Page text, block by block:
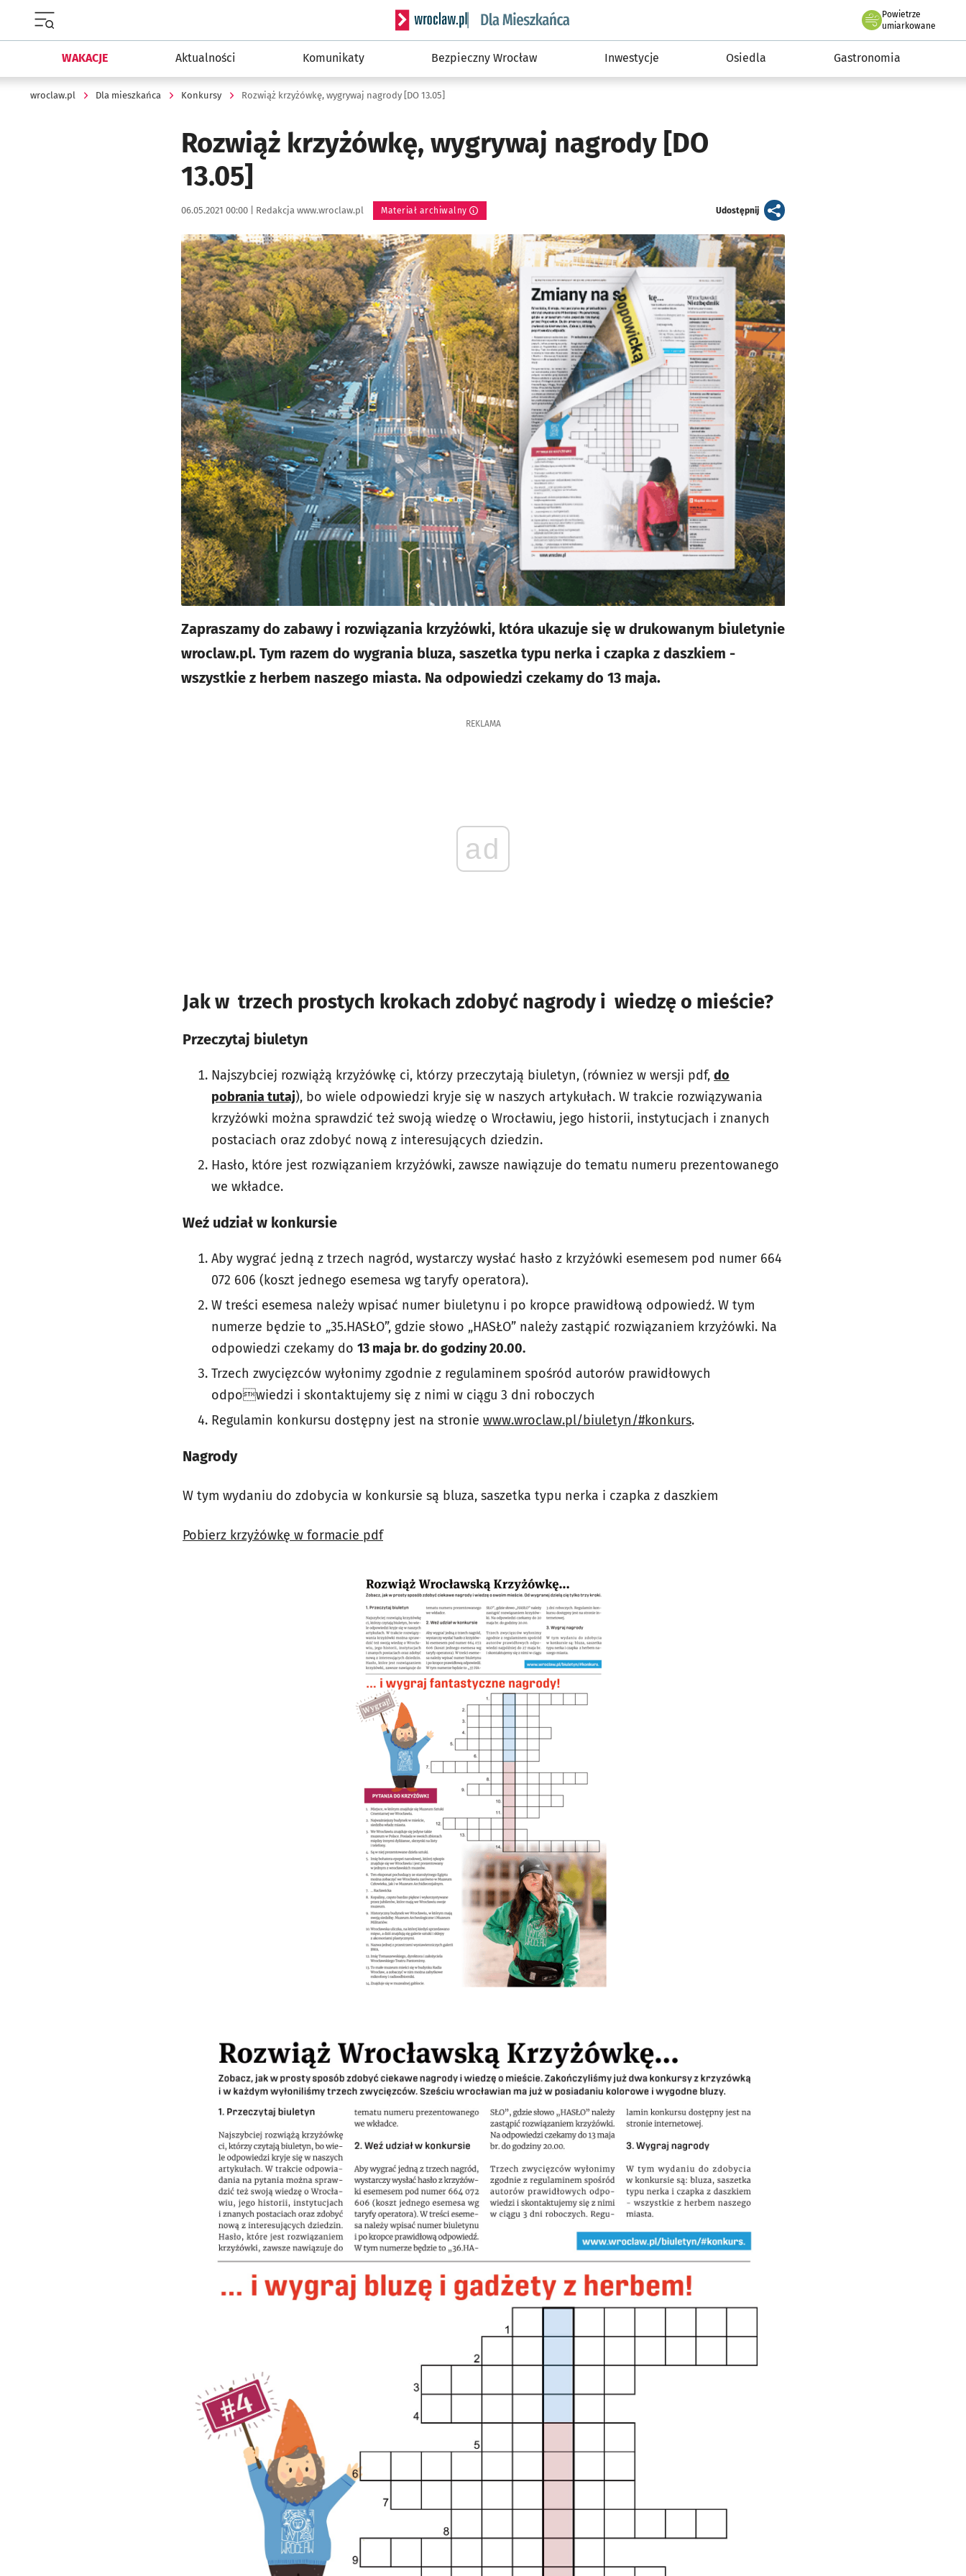
Serwis informacyjny wroclaw.pl podserwis: Dla mieszkańca
Powietrze
we Wrocławiu
umiarkowane
WAKACJE Aktualności Komunikaty Bezpieczny Wrocław Inwestycje Osiedla Gastronomia
wroclaw.pl Dla mieszkańca Konkursy Rozwiąż krzyżówkę, wygrywaj nagrody [DO 13.05]
Rozwiąż krzyżówkę, wygrywaj nagrody [DO
13.05]
Data publikacji:
06.05.2021 00:00 | Autor:
Redakcja www.wroclaw.pl Materiał archiwalny Udostępnijartykuł
Kliknij, aby powiększyć
Zapraszamy do zabawy i rozwiązania krzyżówki, która ukazuje się w drukowanym biuletynie
wroclaw.pl. Tym razem do wygrania bluza, saszetka typu nerka i czapka z daszkiem -
wszystkie z herbem naszego miasta. Na odpowiedzi czekamy do 13 maja.
REKLAMA
ad
Jak w trzech prostych krokach zdobyć nagrody i wiedzę o mieście?
Przeczytaj biuletyn
Najszybciej rozwiążą krzyżówkę ci, którzy przeczytają biuletyn, (równiez w wersji pdf, do
pobrania tutaj), bo wiele odpowiedzi kryje się w naszych artykułach. W trakcie rozwiązywania
krzyżówki można sprawdzić też swoją wiedzę o Wrocławiu, jego historii, instytucjach i znanych
postaciach oraz zdobyć nową z interesujących dziedzin.
Hasło, które jest rozwiązaniem krzyżówki, zawsze nawiązuje do tematu numeru prezentowanego
we wkładce.
Weź udział w konkursie
Aby wygrać jedną z trzech nagród, wystarczy wysłać hasło z krzyżówki esemesem pod numer 664
072 606 (koszt jednego esemesa wg taryfy operatora).
W treści esemesa należy wpisać numer biuletynu i po kropce prawidłową odpowiedź. W tym
numerze będzie to „35.HASŁO”, gdzie słowo „HASŁO” należy zastąpić rozwiązaniem krzyżówki. Na
odpowiedzi czekamy do 13 maja br. do godziny 20.00.
Trzech zwycięzców wyłonimy zgodnie z regulaminem spośród autorów prawidłowych
odpowiedzi i skontaktujemy się z nimi w ciągu 3 dni roboczych
Regulamin konkursu dostępny jest na stronie www.wroclaw.pl/biuletyn/#konkurs.
Nagrody
W tym wydaniu do zdobycia w konkursie są bluza, saszetka typu nerka i czapka z daszkiem
Pobierz krzyżówkę w formacie pdf